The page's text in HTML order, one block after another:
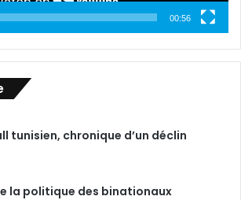
00:56
tunisien, chronique d’un déclin
la politique des binationaux